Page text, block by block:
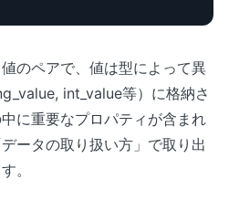
のペアで、値は型によって異
int_value等）に格納さ
に重要なプロパティが含まれ
ータの取り扱い方」で取り出
。